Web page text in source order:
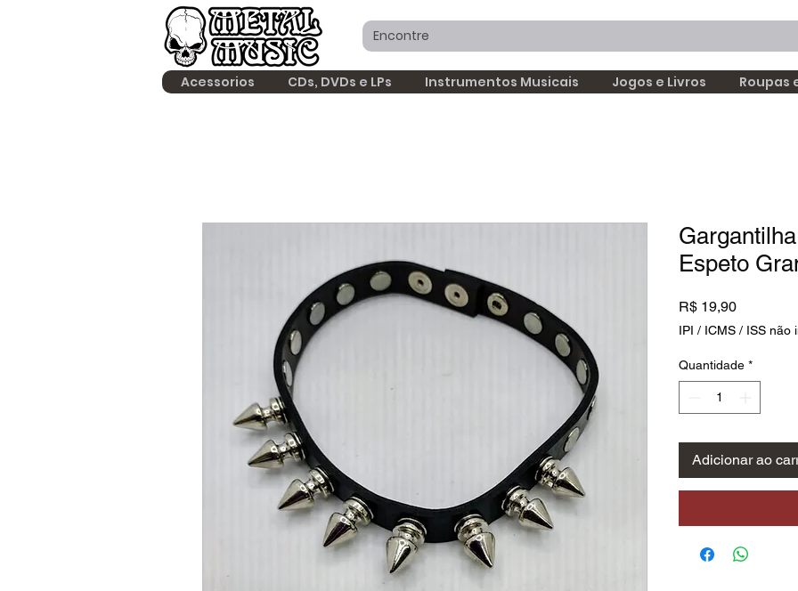
Acessorios CDs, DVDs e LPs Instrumentos Musicais Jogos e Livros Roupas
Espeto
R$ 19,90Preço
IPI / ICMS / ISS não
Quantidade *
Adicionar ao